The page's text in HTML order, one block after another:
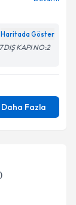
Haritada Göster
DIŞ KAPI NO:2
Daha Fazla